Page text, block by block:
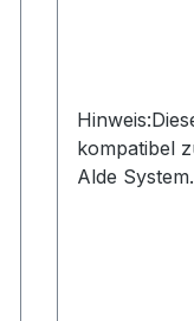
kompatibel
Alde